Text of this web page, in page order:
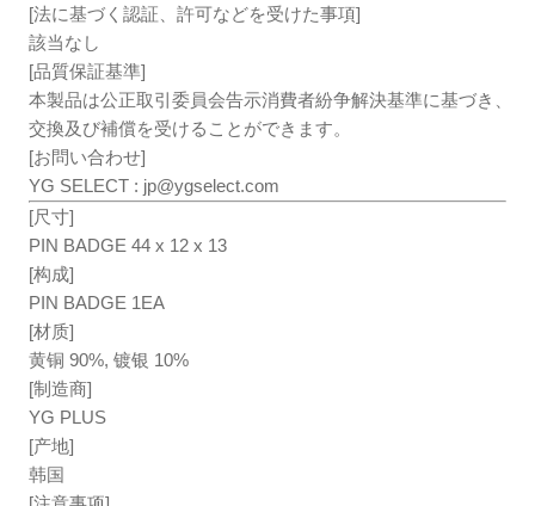
[法に基づく認証、許可などを受けた事項]
該当なし
[品質保証基準]
本製品は公正取引委員会告示消費者紛争解決基準に基づき、
交換及び補償を受けることができます。
[お問い合わせ]
YG SELECT : jp@ygselect.com
[尺寸]
PIN BADGE 44 x 12 x 13
[构成]
PIN BADGE 1EA
[材质]
黄铜 90%, 镀银 10%
[制造商]
YG PLUS
[产地]
韩国